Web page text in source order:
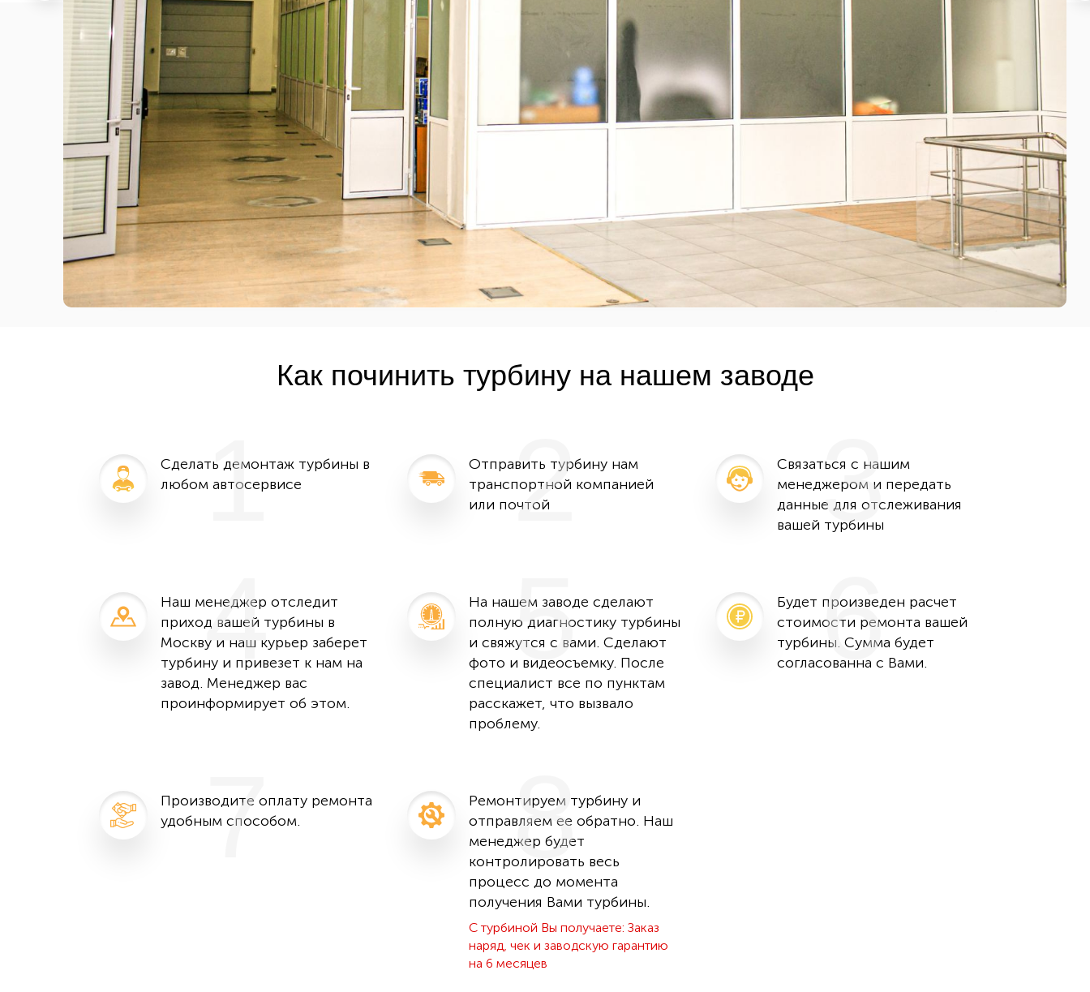
Как починить турбину на нашем заводе
Сделать демонтаж турбины в
любом автосервисе
1
Отправить турбину нам
транспортной компанией
или почтой
2
Связаться с нашим
менеджером и передать
данные для отслеживания
вашей турбины
3
Наш менеджер отследит
приход вашей турбины в
Москву и наш курьер заберет
турбину и привезет к нам на
завод. Менеджер вас
проинформирует об этом.
4
На нашем заводе сделают
полную диагностику турбины
и свяжутся с вами. Сделают
фото и видеосъемку. После
специалист все по пунктам
расскажет, что вызвало
проблему.
5
Будет произведен расчет
стоимости ремонта вашей
турбины. Сумма будет
согласованна с Вами.
6
Производите оплату ремонта
удобным способом.
7
Ремонтируем турбину и
отправляем ее обратно. Наш
менеджер будет
контролировать весь
процесс до момента
получения Вами турбины.
С турбиной Вы получаете: Заказ
наряд, чек и заводскую гарантию
на 6 месяцев
8